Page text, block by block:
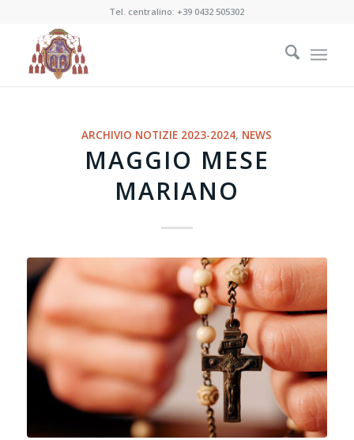
Tel. centralino:+39 0432 505302
ARCHIVIO NOTIZIE 2023-2024, NEWS
MAGGIO MESE
MARIANO